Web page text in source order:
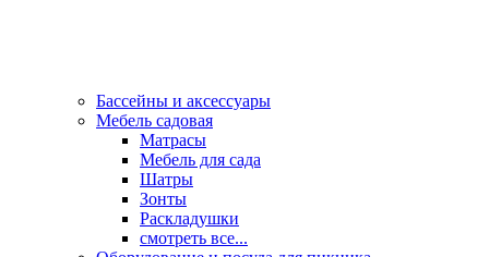
Бассейны и аксессуары
Мебель садовая
Матрасы
Мебель для сада
Шатры
Зонты
Раскладушки
смотреть все...